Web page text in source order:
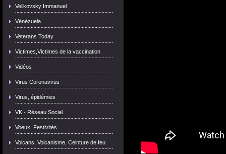
Velikovsky Immanuel
Vénézuela
Veterans Today
Victimes,Victimes de la vaccination
Vidéos
Virus Coronavirus
Virus, épidémies
VK - Réseau Social
Voeux, Festivités
Volcans, Volcanisme, Ceinture de feu